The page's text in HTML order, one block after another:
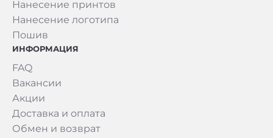
Нанесение принтов
Нанесение логотипа
Пошив
ИНФОРМАЦИЯ
FAQ
Вакансии
Акции
Доставка и оплата
Обмен и возврат